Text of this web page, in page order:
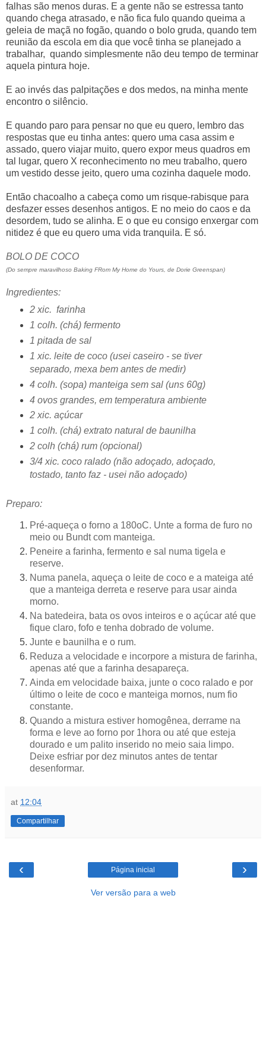
falhas são menos duras. E a gente não se estressa tanto
quando chega atrasado, e não fica fulo quando queima a
geleia de maçã no fogão, quando o bolo gruda, quando tem
reunião da escola em dia que você tinha se planejado a
trabalhar, quando simplesmente não deu tempo de terminar
aquela pintura hoje.
E ao invés das palpitações e dos medos, na minha mente
encontro o silêncio.
E quando paro para pensar no que eu quero, lembro das
respostas que eu tinha antes: quero uma casa assim e
assado, quero viajar muito, quero expor meus quadros em
tal lugar, quero X reconhecimento no meu trabalho, quero
um vestido desse jeito, quero uma cozinha daquele modo.
Então chacoalho a cabeça como um risque-rabisque para
desfazer esses desenhos antigos. E no meio do caos e da
desordem, tudo se alinha. E o que eu consigo enxergar com
nitidez é que eu quero uma vida tranquila. E só.
BOLO DE COCO
(Do sempre maravilhoso Baking FRom My Home do Yours, de Dorie Greenspan)
Ingredientes:
2 xic. farinha
1 colh. (chá) fermento
1 pitada de sal
1 xic. leite de coco (usei caseiro - se tiver
separado, mexa bem antes de medir)
4 colh. (sopa) manteiga sem sal (uns 60g)
4 ovos grandes, em temperatura ambiente
2 xic. açúcar
1 colh. (chá) extrato natural de baunilha
2 colh (chá) rum (opcional)
3/4 xic. coco ralado (não adoçado, adoçado,
tostado, tanto faz - usei não adoçado)
Preparo:
Pré-aqueça o forno a 180oC. Unte a forma de furo no
meio ou Bundt com manteiga.
Peneire a farinha, fermento e sal numa tigela e
reserve.
Numa panela, aqueça o leite de coco e a mateiga até
que a manteiga derreta e reserve para usar ainda
morno.
Na batedeira, bata os ovos inteiros e o açúcar até que
fique claro, fofo e tenha dobrado de volume.
Junte e baunilha e o rum.
Reduza a velocidade e incorpore a mistura de farinha,
apenas até que a farinha desapareça.
Ainda em velocidade baixa, junte o coco ralado e por
último o leite de coco e manteiga mornos, num fio
constante.
Quando a mistura estiver homogênea, derrame na
forma e leve ao forno por 1hora ou até que esteja
dourado e um palito inserido no meio saia limpo.
Deixe esfriar por dez minutos antes de tentar
desenformar.
at 12:04
Compartilhar
‹ ›
Página inicial
Ver versão para a web